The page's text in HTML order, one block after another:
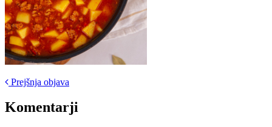
Post
navigation
Prejšnja objava
Komentarji